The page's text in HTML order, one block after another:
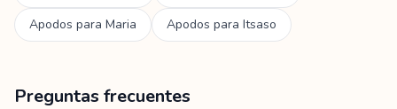
Apodos para Maria Apodos para Itsaso
Preguntas frecuentes